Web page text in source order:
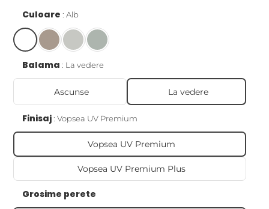
Culoare Alb
Balama La vedere
Ascunse La vedere
Finisaj Vopsea UV Premium
Vopsea UV Premium
Vopsea UV Premium Plus
Grosime perete